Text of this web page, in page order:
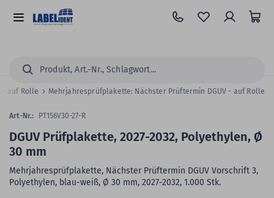
Hauptinhalt
springen
Alle
Suchen...
- auf Rolle Mehrjahresprüfplakette: Nächster Prüftermin DGUV - auf Rolle
DGUV Prüfplakette, 2027-2032, Polyethylen, Ø
30 mm
Mehrjahresprüfplakette, Nächster Prüftermin DGUV Vorschrift 3,
Polyethylen, blau-weiß, Ø 30 mm, 2027-2032, 1.000 Stk.
Art-Nr.: PT156V30-27-R